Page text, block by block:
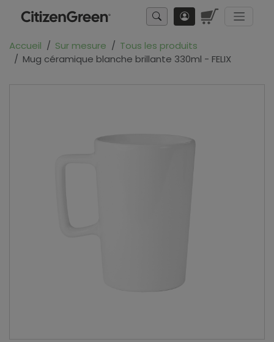
Accueil Sur mesure
Tous les produits
Mug céramique blanche brillante 330ml - FELIX